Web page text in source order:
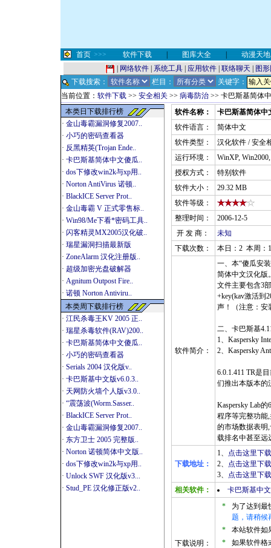
首页 >>> 软件下载 | 图库大全 |
动漫天地
网络软件 系统工具 应用软件 联络聊天
图
下载搜索：
栏目：
关键字：
当前位置： 软件下载 >> 安全相关 >> 病毒防治 >> 卡巴斯基简体
本类日下载排行榜
· 金山毒霸漏洞修复2007..
· 小巧的密码查看器
· 反黑精英(Trojan Ende..
· 卡巴斯基简体中文傻瓜..
· dos下修改win2k与xp用..
· Norton AntiVirus 诺顿..
· BlackICE Server Prot..
· 金山毒霸 V 正式零售标..
· Win98/Me下看*密码工具..
· 闪客精灵MX2005汉化破..
· 瑞星漏洞扫描最新版
· ZoneAlarm 汉化注册版..
· 超级加密光盘破解器
· Agnitum Outpost Fire..
· 诺顿 Norton Antiviru..
本类周下载排行榜
· 江民杀毒王KV 2005 正..
· 瑞星杀毒软件(RAV)200..
· 卡巴斯基简体中文傻瓜..
· 小巧的密码查看器
· Serials 2004 汉化版v..
· 卡巴斯基中文版v6.0.3..
· 天网防火墙个人版v3.0..
· “震荡波(Worm.Sasser..
· BlackICE Server Prot..
· 金山毒霸漏洞修复2007..
· 东方卫士 2005 完整版..
· Norton 诺顿简体中文版..
· dos下修改win2k与xp用..
· Unlock SWF 汉化版v3...
· Stud_PE 汉化修正版v2..
软件名称：
卡巴斯基简体中
软件语言：
简体中文
软件类型：
汉化软件 / 安全
运行环境：
WinXP,
授权方式：
特别软件
软件大小：
29.32 MB
软件等级：
整理时间：
2006-12-5
开 发 商：
未知
下载次数：
本日：2 本周：
软件简介：
一、本“傻瓜安
简体中文汉化版
文件主要包含3
+key(kav激活到
声！（注意：安
二、卡巴斯基
1、Kaspersky
2、Kaspersky
6.0.1.411 TR是
们推出本版本的
Kaspersky Lab
程序等完整功能
的市场数据表明
载排名中甚至远
下载地址：
1、
点击这里下
2、
点击这里下
3、
点击这里下
相关软件：
卡巴斯基中
下载说明：
*
为了达到最
题，请稍候
*
本站软件如
*
如果软件格